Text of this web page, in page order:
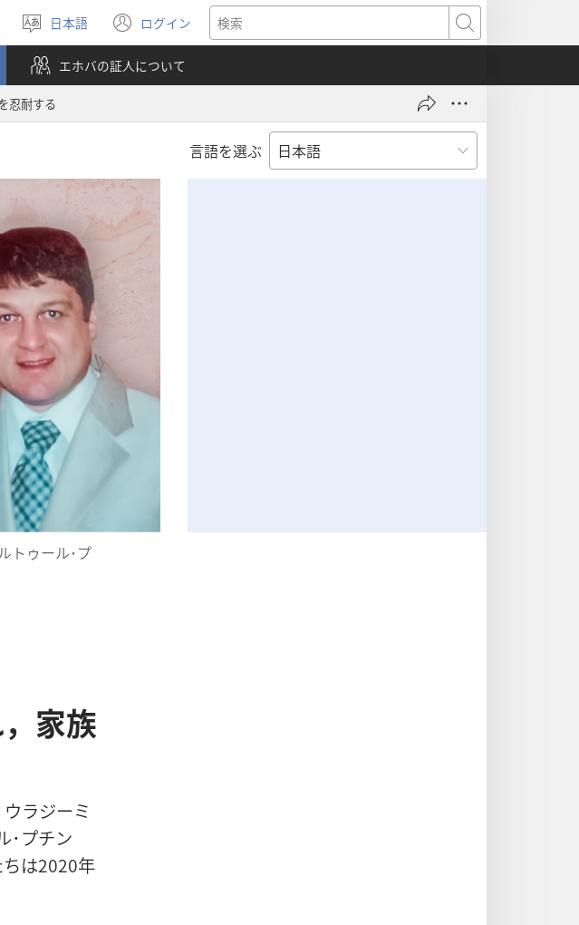
言
語
を
選
ぶ
日本語 ログイン
（新
し
い
タ
で
検
索
エホバの証人について
忍耐する
言語を選ぶ
トゥール･プ
家族
ウラジーミ
･プチン
は2020年